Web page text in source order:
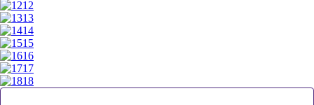
12
13
14
15
16
17
18